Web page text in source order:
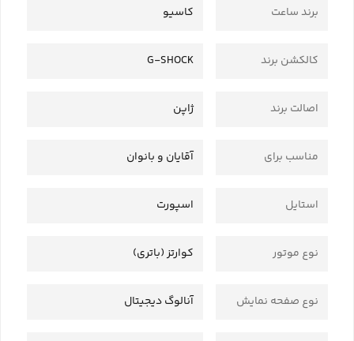
برند ساعت کاسیو
کالکشن برند G-SHOCK
اصالت برند ژاپن
مناسب برای آقایان و بانوان
استایل اسپورت
نوع موتور کوارتز (باتری)
نوع صفحه نمایش آنالوگ دیجیتال